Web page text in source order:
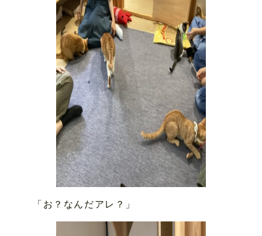
「お？なんだアレ？」